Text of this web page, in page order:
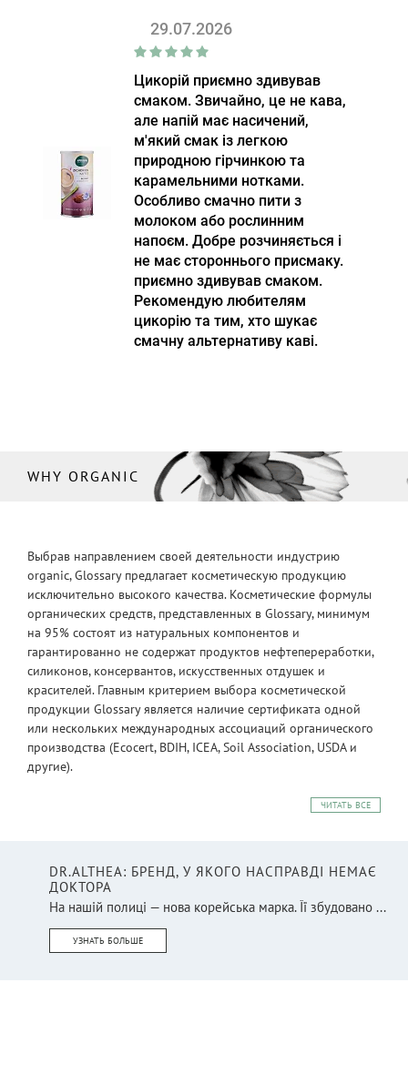
29.07.2026
Цикорій приємно здивував
смаком. Звичайно, це не кава,
але напій має насичений,
м'який смак із легкою
природною гірчинкою та
карамельними нотками.
Особливо смачно пити з
молоком або рослинним
напоєм. Добре розчиняється і
не має стороннього присмаку.
приємно здивував смаком.
Рекомендую любителям
цикорію та тим, хто шукає
смачну альтернативу каві.
WHY ORGANIC
Выбрав направлением своей деятельности индустрию
organic, Glossary предлагает косметическую продукцию
исключительно высокого качества. Косметические формулы
органических средств, представленных в Glossary, минимум
на 95% состоят из натуральных компонентов и
гарантированно не содержат продуктов нефтепереработки,
силиконов, консервантов, искусственных отдушек и
красителей. Главным критерием выбора косметической
продукции Glossary является наличие сертификата одной
или нескольких международных ассоциаций органического
производства (Ecocert, BDIH, ICEA, Soil Association, USDA и
другие).
ЧИТАТЬ ВСЕ
DR.ALTHEA: БРЕНД, У ЯКОГО НАСПРАВДІ НЕМАЄ
ДОКТОРА
На нашій полиці — нова корейська марка. Її збудовано ...
УЗНАТЬ БОЛЬШЕ